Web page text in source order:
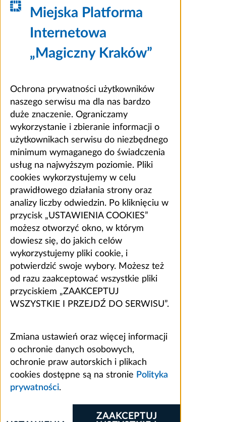
Miejska Platforma
Internetowa
„Magiczny Kraków”
Ochrona prywatności użytkowników
naszego serwisu ma dla nas bardzo
duże znaczenie. Ograniczamy
wykorzystanie i zbieranie informacji o
użytkownikach serwisu do niezbędnego
minimum wymaganego do świadczenia
usług na najwyższym poziomie. Pliki
cookies wykorzystujemy w celu
prawidłowego działania strony oraz
analizy liczby odwiedzin. Po kliknięciu w
przycisk „USTAWIENIA COOKIES”
możesz otworzyć okno, w którym
dowiesz się, do jakich celów
wykorzystujemy pliki cookie, i
potwierdzić swoje wybory. Możesz też
od razu zaakceptować wszystkie pliki
przyciskiem „ZAAKCEPTUJ
WSZYSTKIE I PRZEJDŹ DO SERWISU”.
Zmiana ustawień oraz więcej informacji
o ochronie danych osobowych,
ochronie praw autorskich i plikach
cookies dostępne są na stronie Polityka
prywatności.
ZAAKCEPTUJ